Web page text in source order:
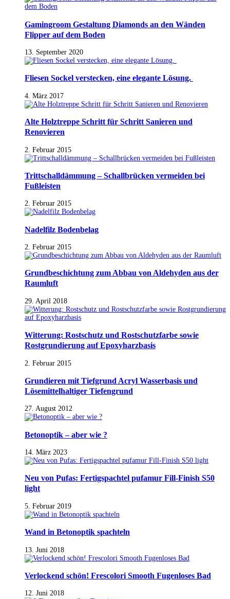
Gamingroom Gestaltung Diamonds an den Wänden
Flipper auf dem Boden
13. September 2020
Fliesen Sockel verstecken, eine elegante Lösung.
4. März 2017
Alte Holztreppe Schritt für Schritt Sanieren und
Renovieren
2. Februar 2015
Trittschalldämmung – Schallbrücken vermeiden bei
Fußleisten
2. Februar 2015
Nadelfilz Bodenbelag
2. Februar 2015
Grundbeschichtung zum Abbau von Aldehyden aus der
Raumluft
29. April 2018
Witterung: Rostschutz und Rostschutzfarbe sowie
Rostgrundierung auf Epoxyharzbasis
2. Februar 2015
Grundieren mit Tiefgrund Acryl Wasserbasis und
Lösemittelhaltiger Tiefengrund
27. August 2012
Betonoptik – aber wie ?
14. März 2023
Neu von Pufas: Fertigspachtel pufamur Fill-Finish S50
light
5. Februar 2019
Wand in Betonoptik spachteln
13. Juni 2018
Verlockend schön! Frescolori Smooth Fugenloses Bad
12. Juni 2018